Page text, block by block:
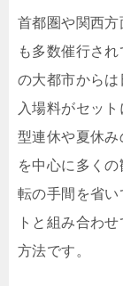
首都圏や関西
も多数催行さ
の大都市から
入場料がセッ
型連休や夏休
を中心に多く
転の手間を省
トと組み合わ
方法です。